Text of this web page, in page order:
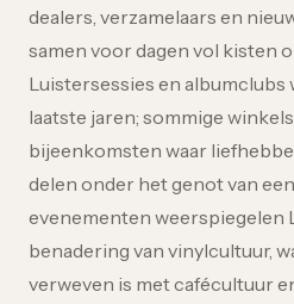
dealers, verzamelaars en
samen voor dagen vol kisten
Luistersessies en
laatste jaren; sommige
bijeenkomsten waar
delen onder het genot van
evenementen weerspiegelen
benadering van vinylcultuur,
verweven is met cafécultuur